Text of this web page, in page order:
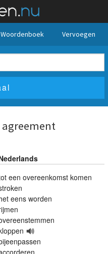
Woordenboek Vervoegen
agreement
een overeenkomst komen
eens worden